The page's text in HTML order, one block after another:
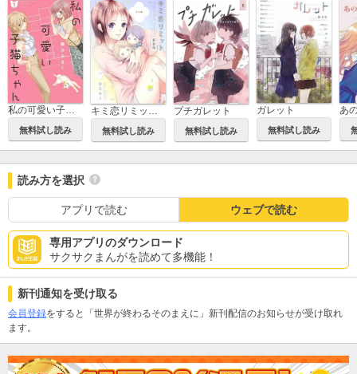
私の可愛い子猫ちゃん【合本版】
無料試し読み
キミ恋リミット【新装版】
無料試し読み
プチガレット
無料試し読み
ガレット
無料試し読み
読み方を選択
アプリで読む ウェブで読む
専用アプリのダウンロード
サクサクまんがを読めて多機能！
新刊通知を受け取る
会員登録をすると「世界が終わるそのまえに」新刊配信のお知らせが受け取れ
ます。